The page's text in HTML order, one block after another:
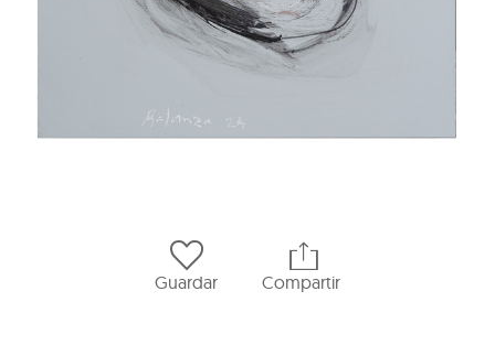
Guardar Compartir